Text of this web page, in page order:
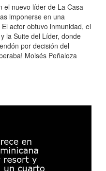
el nuevo líder de La Casa
imponerse en una
actor obtuvo inmunidad, el
la Suite del Líder, donde
por decisión del
Moisés Peñaloza